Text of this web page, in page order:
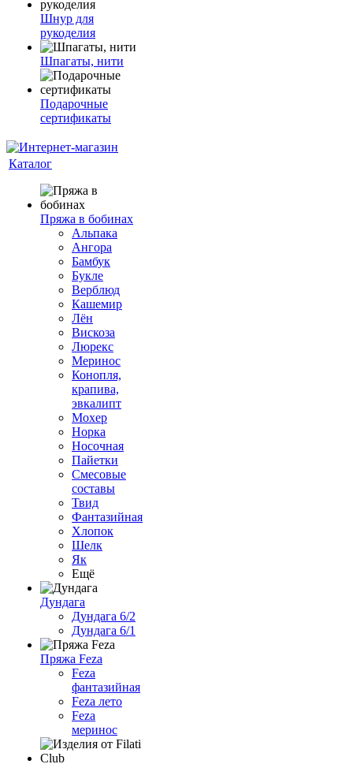
Шнур для
рукоделия
Шпагаты, нити
Подарочные
сертификаты
Каталог
Пряжа в бобинах
Альпака
Ангора
Бамбук
Букле
Верблюд
Кашемир
Лён
Вискоза
Люрекс
Меринос
Конопля,
крапива,
эвкалипт
Мохер
Норка
Носочная
Пайетки
Смесовые
составы
Твид
Фантазийная
Хлопок
Шелк
Як
Ещё
Дундага
Дундага 6/2
Дундага 6/1
Пряжа Feza
Feza
фантазийная
Feza лето
Feza
меринос